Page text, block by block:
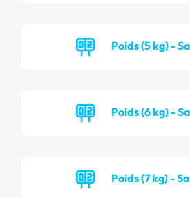
Poids (5 kg) -
Poids (6 kg) -
Poids (7 kg) -